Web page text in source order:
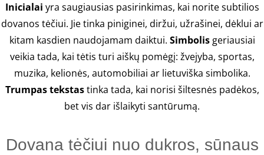
Inicialai yra saugiausias pasirinkimas, kai norite subtilios
dovanos tėčiui. Jie tinka piniginei, diržui, užrašinei, dėklui ar
kitam kasdien naudojamam daiktui. Simbolisgeriausiai
veikia tada, kai tėtis turi aiškų pomėgį: žvejyba, sportas,
muzika, kelionės, automobiliai ar lietuviška simbolika.
Trumpas tekstastinka tada, kai norisi šiltesnės padėkos,
bet vis dar išlaikyti santūrumą.
Dovana tėčiui nuo dukros, sūnaus